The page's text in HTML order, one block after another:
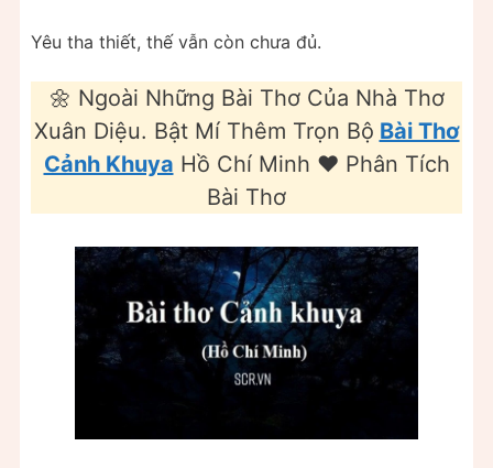
Yêu tha thiết, thế vẫn còn chưa đủ.
🌼 Ngoài Những Bài Thơ Của Nhà Thơ
Xuân Diệu. Bật Mí Thêm Trọn Bộ Bài Thơ
Cảnh Khuya Hồ Chí Minh ❤️ Phân Tích
Bài Thơ